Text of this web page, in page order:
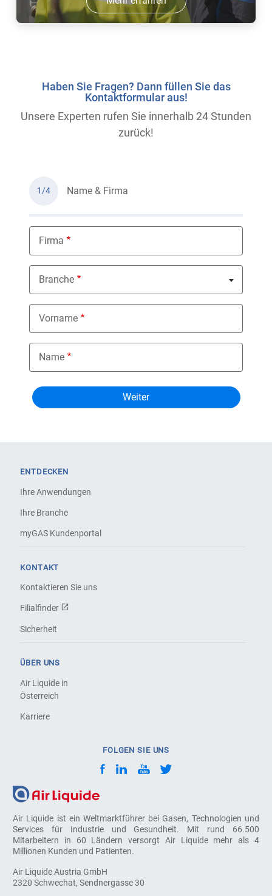
Haben Sie Fragen? Dann füllen Sie das
Kontaktformular aus!
Unsere Experten rufen Sie innerhalb 24 Stunden
zurück!
1/4 Name & Firma
Firma
Branche
Nothing selected
Vorname
Name
Air Liquide ist ein Weltmarktführer bei Gasen, Technologien und
Services für Industrie und Gesundheit. Mit rund 66.500
Mitarbeitern in 60 Ländern versorgt Air Liquide mehr als 4
Millionen Kunden und Patienten.
Air Liquide Austria GmbH
2320 Schwechat, Sendnergasse 30
ENTDECKEN
Ihre Anwendungen
Ihre Branche
myGAS Kundenportal
KONTAKT
Kontaktieren Sie uns
Filialfinder
Sicherheit
ÜBER UNS
Air Liquide in
Österreich
Karriere
FOLGEN SIE UNS